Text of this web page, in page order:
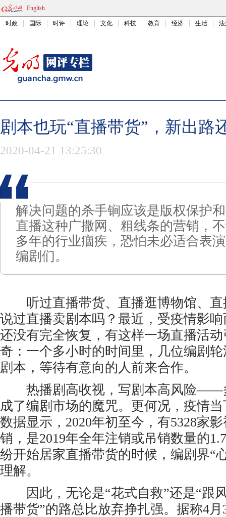
English
时政 国际 时评 理论 文化 科技 教育 经济 生活
剧本也玩“直播带货”，新出路
2020-04-21 13:25:30
解决问题的杀手锏应该是版权保护
直播这种广撒网、粗线条的营销，
多年的行业痼疾，恐怕未必适合表
编剧们。
听过直播带货、直播逛博物馆、直
说过直播卖剧本吗？最近，受疫情影
还没有完全恢复，有这样一场直播活
奇：一个多小时的时间里，几位编剧
剧本，等待有意向的人前来合作。
热播剧高收视，写剧本高风险——
成了编剧市场的魔咒。更何况，疫情
数据显示，2020年初至今，有5328家
销，是2019年全年注销或吊销数量的
纷开始居家直播带货的时候，编剧界“
理解。
因此，无论是“花式自救”还是“跟
播带货”的路总比放弃挣扎强。据称4